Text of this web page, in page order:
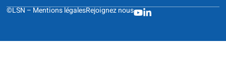
©LSN –Mentions légalesRejoignez nous